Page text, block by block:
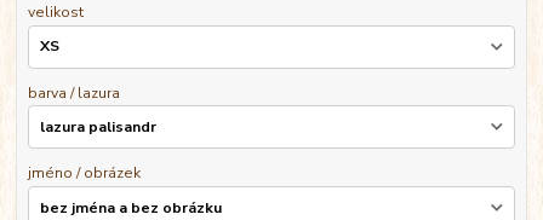
velikost
barva / lazura
jméno / obrázek